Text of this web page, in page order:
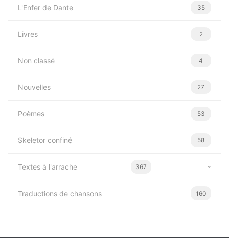
L'Enfer de Dante 35
Livres 2
Non classé 4
Nouvelles 27
Poèmes 53
Skeletor confiné 58
Textes à l'arrache 367
Traductions de chansons 160